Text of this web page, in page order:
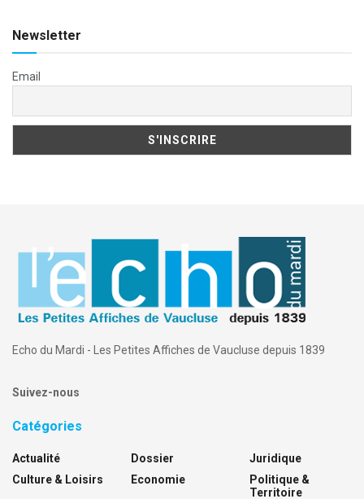
Newsletter
Email
Echo du Mardi - Les Petites Affiches de Vaucluse depuis 1839
Suivez-nous
Catégories
Actualité
Culture & Loisirs
Dossier
Economie
Juridique
Politique &
Territoire